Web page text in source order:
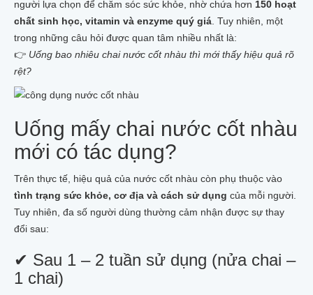
người lựa chọn để chăm sóc sức khỏe, nhờ chứa hơn 150 hoạt
chất sinh học, vitamin và enzyme quý giá . Tuy nhiên, một
trong những câu hỏi được quan tâm nhiều nhất là:
👉 Uống bao nhiêu chai nước cốt nhàu thì mới thấy hiệu quả rõ
rệt?
Uống mấy chai nước cốt nhàu
mới có tác dụng?
Trên thực tế, hiệu quả của nước cốt nhàu còn phụ thuộc vào
tình trạng sức khỏe, cơ địa và cách sử dụng của mỗi người.
Tuy nhiên, đa số người dùng thường cảm nhận được sự thay
đổi sau:
✔ Sau 1 – 2 tuần sử dụng (nửa chai –
1 chai)